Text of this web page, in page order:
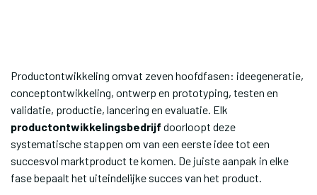
Productontwikkeling omvat zeven hoofdfasen: ideegeneratie,
conceptontwikkeling, ontwerp en prototyping, testen en
validatie, productie, lancering en evaluatie. Elk
productontwikkelingsbedrijf doorloopt deze
systematische stappen om van een eerste idee tot een
succesvol marktproduct te komen. De juiste aanpak in elke
fase bepaalt het uiteindelijke succes van het product.